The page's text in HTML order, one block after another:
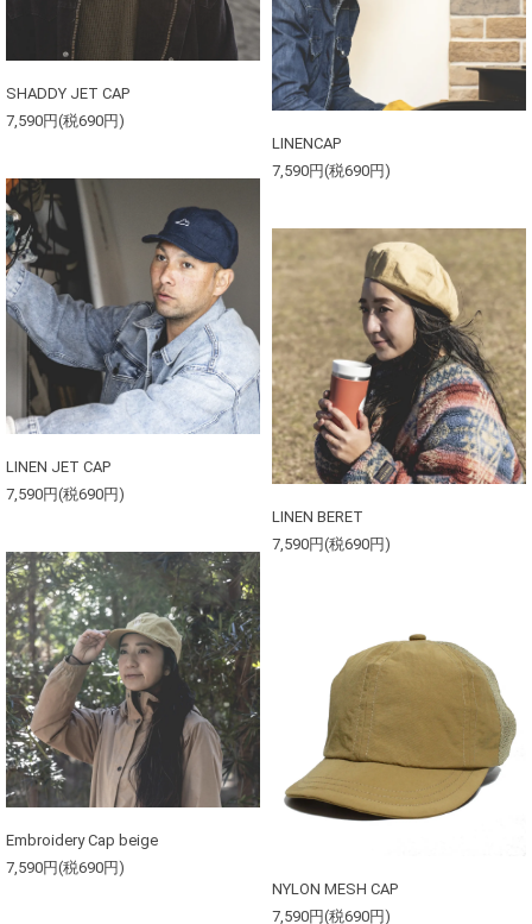
SHADDY JET CAP
7,590円(税690円)
LINENCAP
7,590円(税690円)
LINEN JET CAP
7,590円(税690円)
LINEN BERET
7,590円(税690円)
Embroidery Cap beige
7,590円(税690円)
NYLON MESH CAP
7,590円(税690円)